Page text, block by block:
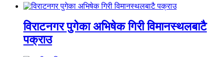
विराटनगर पुगेका अभिषेक गिरी विमानस्थलबाटै
पक्राउ